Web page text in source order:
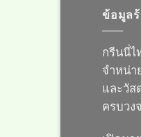
ข้อมูล
กรีนนี่ไ
จำหน่า
และวัส
ครบวง